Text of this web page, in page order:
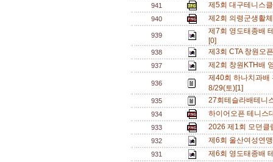
941 제5회 대구테니스
940 제2회 의령군생활
939
제7회 영도태종배
[0]
938 제3회 CTA 창원오
937 제2회 창원KTH배
936
제40회 하나치과배
8/29(토)[1]
935 27회테슬라배테니
934 하이어오픈 테니스
933 2026 제1회 모던
932 제6회 울산여성연
931 제6회 영도태종배